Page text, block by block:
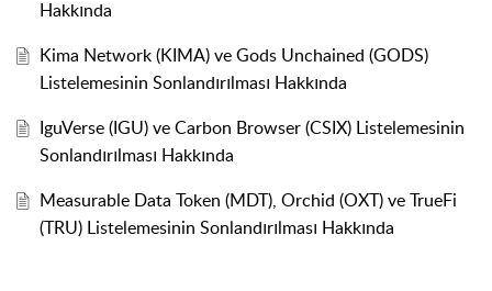
Hakkında
Kima Network (KIMA) ve Gods Unchained (GODS)
Listelemesinin Sonlandırılması Hakkında
IguVerse (IGU) ve Carbon Browser (CSIX) Listelemesinin
Sonlandırılması Hakkında
Measurable Data Token (MDT), Orchid (OXT) ve TrueFi
(TRU) Listelemesinin Sonlandırılması Hakkında